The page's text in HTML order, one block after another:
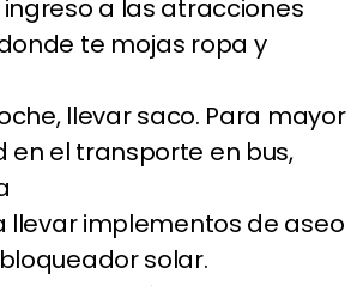
a las atracciones
te mojas ropa y
llevar saco. Para mayor
en el transporte en bus,
llevar implementos de aseo
solar.